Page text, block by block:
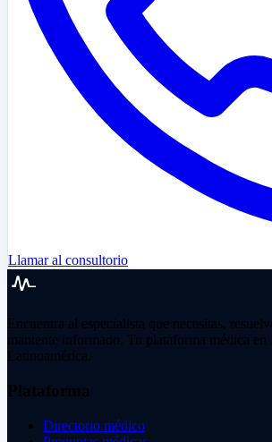
Llamar al consultorio
Encuentra al especialista que necesitas,
mantente informado. Tu plataforma médica
Latinoamérica.
Plataforma
Directorio médico